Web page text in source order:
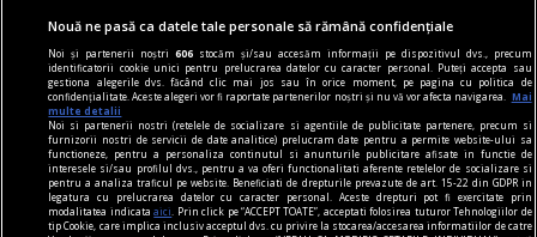
Nouă ne pasă ca datele tale personale să rămână confidențiale
Noi și partenerii noștri606 stocăm și/sau accesăm informații pe dispozitivul dvs., precum
identificatorii cookie unici pentru prelucrarea datelor cu caracter personal. Puteți accepta sau
gestiona alegerile dvs. făcând clic mai jos sau în orice moment, pe pagina cu politica de
confidențialitate. Aceste alegeri vor fi raportate partenerilor noștri și nu vă vor afecta navigarea.
Mai
multe detalii
Noi si partenerii nostri (retelele de socializare si agentiile de publicitate partenere, precum si
furnizorii nostri de servicii de date analitice) prelucram date pentru a permite website-ului sa
functioneze, pentru a personaliza continutul si anunturile publicitare afisate in functie de
interesele si/sau profilul dvs., pentru a va oferi functionalitati aferente retelelor de socializare si
pentru a analiza traficul pe website. Beneficiati de drepturile prevazute de art. 15-22 din GDPR in
legatura cu prelucrarea datelor cu caracter personal. Aceste drepturi pot fi exercitate prin
modalitatea indicataaici
. Prin click pe “ACCEPT TOATE”, acceptati folosirea tuturor Tehnologiilor de
tip Cookie, care implica inclusiv acceptul dvs. cu privire la stocarea/accesarea informatiilor de catre